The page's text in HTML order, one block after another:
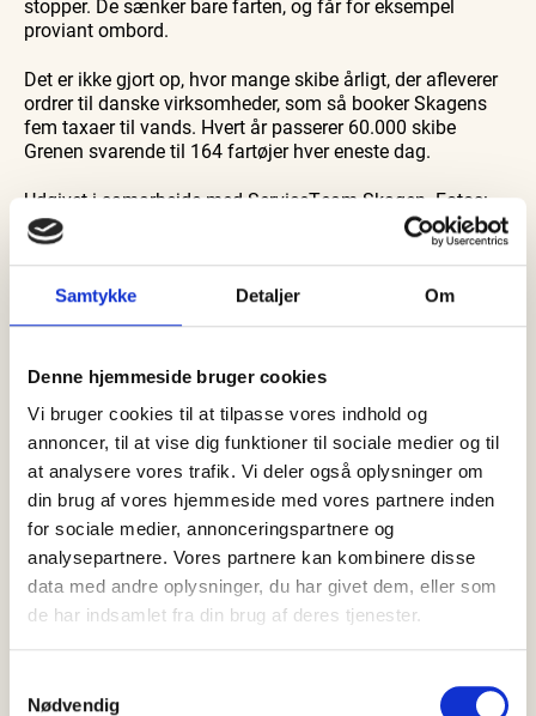
Samtykke Detaljer Om
Denne hjemmeside bruger cookies
Vi bruger cookies til at tilpasse vores indhold og
annoncer, til at vise dig funktioner til sociale medier og til
at analysere vores trafik. Vi deler også oplysninger om
din brug af vores hjemmeside med vores partnere inden
for sociale medier, annonceringspartnere og
analysepartnere. Vores partnere kan kombinere disse
data med andre oplysninger, du har givet dem, eller som
de har indsamlet fra din brug af deres tjenester.
Nødvendig
proviant ombord.
Det er ikke gjort op, hvor mange skibe årligt, der afleverer
ordrer til danske virksomheder, som så booker Skagens
fem taxaer til vands. Hvert år passerer 60.000 skibe
Grenen svarende til 164 fartøjer hver eneste dag.
Udgivet i samarbejde med ServiceTeam Skagen. Fotos:
Marianne Isen